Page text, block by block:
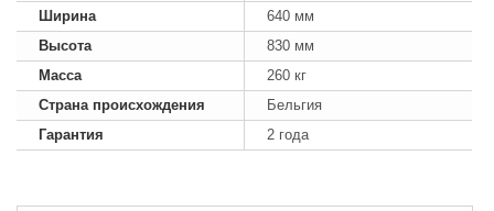
Ширина
640 мм
Высота
830 мм
Масса
260 кг
Страна происхождения
Бельгия
Гарантия
2 года